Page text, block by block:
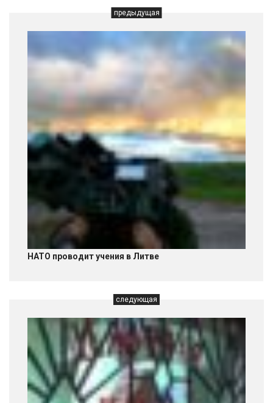
предыдущая
НАТО проводит учения в Литве
следующая